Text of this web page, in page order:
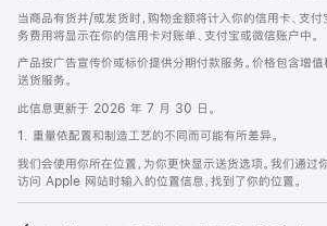
当商品有货并/或发货时，购物金额将计入你的信用卡、支付
务费用将显示在你的信用卡对账单、支付宝或微信账户中。
产品按广告宣传价或标价提供分期付款服务。价格包含增值
送货服务。
此信息更新于 2026 年 7 月 30 日。
1. 重量依配置和制造工艺的不同而可能有所差异。
我们会使用你所在位置，为你更快显示送货选项。我们通过
访问 Apple 网站时输入的位置信息，找到了你的位置。